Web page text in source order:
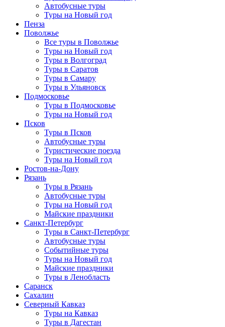
Автобусные туры
Туры на Новый год
Пенза
Поволжье
Все туры в Поволжье
Туры на Новый год
Туры в Волгоград
Туры в Саратов
Туры в Самару
Туры в Ульяновск
Подмосковье
Туры в Подмосковье
Туры на Новый год
Псков
Туры в Псков
Автобусные туры
Туристические поезда
Туры на Новый год
Ростов-на-Дону
Рязань
Туры в Рязань
Автобусные туры
Туры на Новый год
Майские праздники
Санкт-Петербург
Туры в Санкт-Петербург
Автобусные туры
Событийные туры
Туры на Новый год
Майские праздники
Туры в Ленобласть
Саранск
Сахалин
Северный Кавказ
Туры на Кавказ
Туры в Дагестан